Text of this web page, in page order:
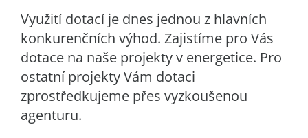
Využití dotací je dnes jednou z hlavních
konkurenčních výhod. Zajistíme pro Vás
dotace na naše projekty v energetice. Pro
ostatní projekty Vám dotaci
zprostředkujeme přes vyzkoušenou
agenturu.